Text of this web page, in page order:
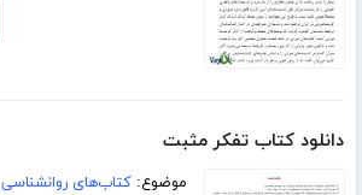
دانلود کتاب تفکر مثبت
موضوع:کتاب‌های روانشناسی